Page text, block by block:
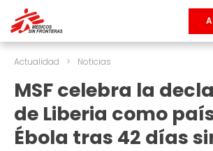
Actualidad > Noticias
MSF celebra la
de Liberia como
Ébola tras 42 días